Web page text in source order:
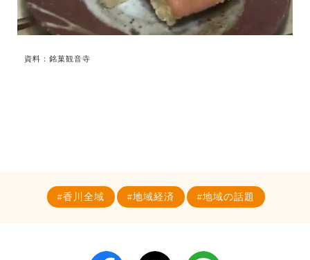
資料：銘菓観音寺
香川全域 地域経済 地域の話題